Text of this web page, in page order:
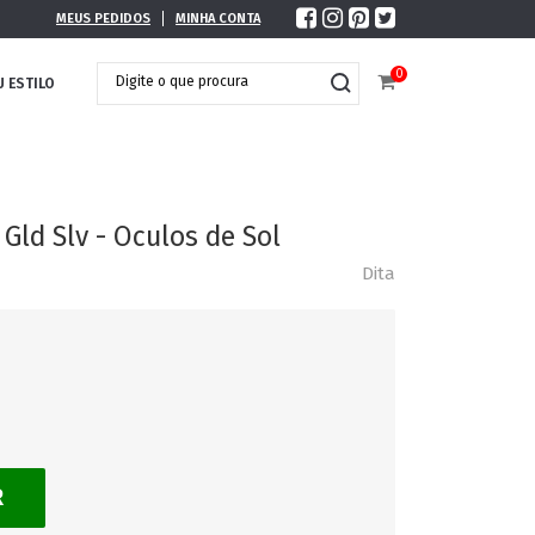
MEUS PEDIDOS MINHA CONTA
ESTILO
0
Slv - Oculos de Sol
Dita